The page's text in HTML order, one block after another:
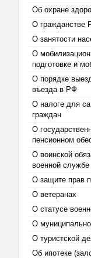
Об охране
О гражданстве
О занятости
О
подготовке и
О порядке
въезда в РФ
О налоге для
граждан
О
пенсионном
О воинской
военной службе
О защите прав
О ветеранах
О статусе
О
О туристской
Об ипотеке